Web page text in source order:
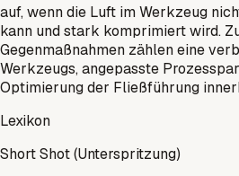
auf, wenn die Luft im Werkzeug
kann und stark komprimiert wird.
Gegenmaßnahmen zählen eine
Werkzeugs, angepasste
Optimierung der Fließführung
Lexikon
Short Shot (Unterspritzung)